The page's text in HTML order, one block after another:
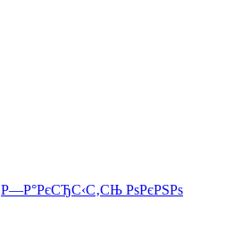
Р—Р°РєСЂС‹С‚СЊ РѕРєРЅРѕ